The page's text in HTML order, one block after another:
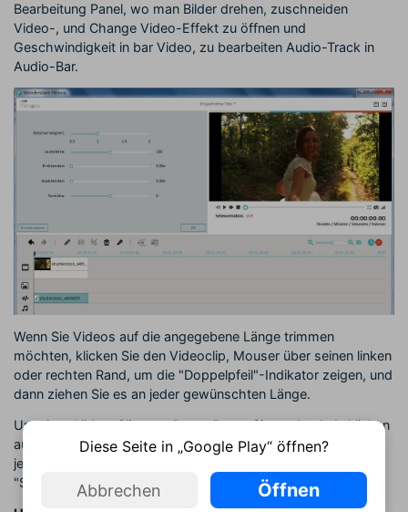
Bearbeitung Panel, wo man Bilder drehen, zuschneiden
Video-, und Change Video-Effekt zu öffnen und
Geschwindigkeit in bar Video, zu bearbeiten Audio-Track in
Audio-Bar.
Wenn Sie Videos auf die angegebene Länge trimmen
möchten, klicken Sie den Videoclip, Mouser über seinen linken
oder rechten Rand, um die "Doppelpfeil"-Indikator zeigen, und
dann ziehen Sie es an jeder gewünschten Länge.
Um einen Video-Clip zu teilen, müssen Sie es durch Anklicken
auszuwählen, ziehen Sie den oberen Teil der roten Zeit auf
jede gewünschte Position, und klicken Sie dann auf
"Scheren"-Taste.
Diese Seite in „Google Play“ öffnen?
Abbrechen Öffnen